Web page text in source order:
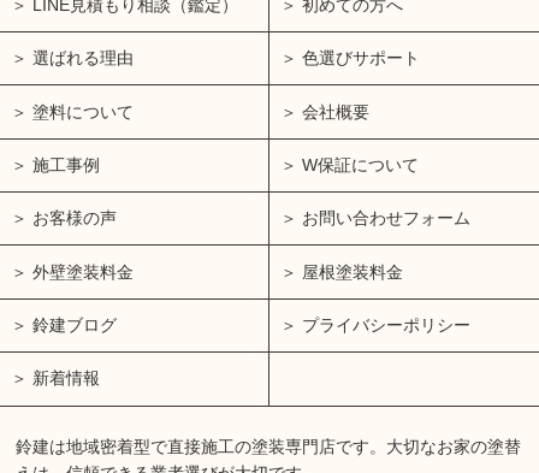
LINE見積もり相談（鑑定） 初めての方へ
選ばれる理由 色選びサポート
塗料について 会社概要
施工事例 W保証について
お客様の声 お問い合わせフォーム
外壁塗装料金 屋根塗装料金
鈴建ブログ プライバシーポリシー
新着情報
鈴建は地域密着型で直接施工の塗装専門店です。大切なお家の塗替